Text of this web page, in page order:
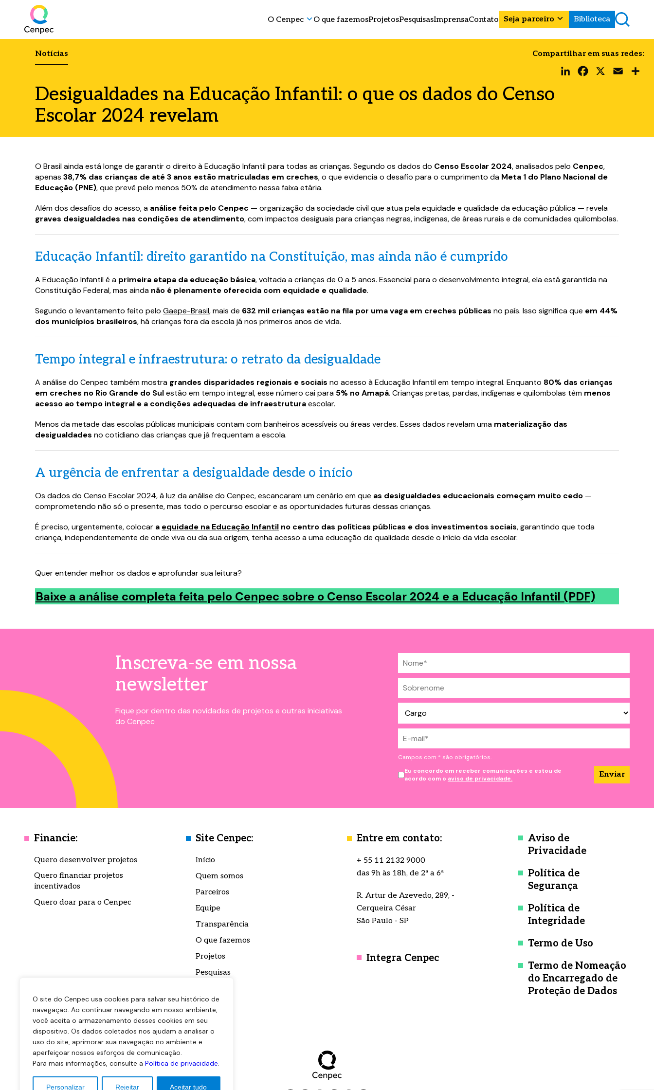
O site do Cenpec usa cookies para salvar seu histórico de
navegação. Ao continuar navegando em nosso ambiente,
você aceita o armazenamento desses cookies em seu
dispositivo. Os dados coletados nos ajudam a analisar o
uso do site, aprimorar sua navegação no ambiente e
aperfeiçoar nossos esforços de comunicação.
Para mais informações, consulte a Política de privacidade.
Personalizar Rejeitar Aceitar tudo
Preencha o formulário abaixo e tenha acesso ao conteúdo
logo em seguida.
Preencha o formulário abaixo e tenha acesso ao conteúdo
logo em seguida.
O Cenpec O que fazemosProjetosPesquisasImprensaContato Seja parceiro Biblioteca
Notícias
Desigualdades na Educação Infantil: o que os dados do Censo
Escolar 2024 revelam
Compartilhar em suas redes:
O Brasil ainda está longe de garantir o direito à Educação Infantil para todas as crianças. Segundo os dados do Censo Escolar 2024, analisados pelo Cenpec,
apenas 38,7% das crianças de até 3 anos estão matriculadas em creches, o que evidencia o desafio para o cumprimento da Meta 1 do Plano Nacional de
Educação (PNE), que prevê pelo menos 50% de atendimento nessa faixa etária.
Além dos desafios do acesso, a análise feita pelo Cenpec — organização da sociedade civil que atua pela equidade e qualidade da educação pública — revela
graves desigualdades nas condições de atendimento, com impactos desiguais para crianças negras, indígenas, de áreas rurais e de comunidades quilombolas.
Educação Infantil: direito garantido na Constituição, mas ainda não é cumprido
A Educação Infantil é a primeira etapa da educação básica, voltada a crianças de 0 a 5 anos. Essencial para o desenvolvimento integral, ela está garantida na
Constituição Federal, mas ainda não é plenamente oferecida com equidade e qualidade.
Segundo o levantamento feito pelo Gaepe-Brasil, mais de 632 mil crianças estão na fila por uma vaga em creches públicas no país. Isso significa que em 44%
dos municípios brasileiros, há crianças fora da escola já nos primeiros anos de vida.
Tempo integral e infraestrutura: o retrato da desigualdade
A análise do Cenpec também mostra grandes disparidades regionais e sociais no acesso à Educação Infantil em tempo integral. Enquanto 80% das crianças
em creches no Rio Grande do Sulestão em tempo integral, esse número cai para 5% no Amapá. Crianças pretas, pardas, indígenas e quilombolas têm menos
acesso ao tempo integral e a condições adequadas de infraestruturaescolar.
Menos da metade das escolas públicas municipais contam com banheiros acessíveis ou áreas verdes. Esses dados revelam uma materialização das
desigualdades no cotidiano das crianças que já frequentam a escola.
A urgência de enfrentar a desigualdade desde o início
Os dados do Censo Escolar 2024, à luz da análise do Cenpec, escancaram um cenário em que as desigualdades educacionais começam muito cedo —
comprometendo não só o presente, mas todo o percurso escolar e as oportunidades futuras dessas crianças.
É preciso, urgentemente, colocar a equidade na Educação Infantil no centro das políticas públicas e dos investimentos sociais, garantindo que toda
criança, independentemente de onde viva ou da sua origem, tenha acesso a uma educação de qualidade desde o início da vida escolar.
Quer entender melhor os dados e aprofundar sua leitura?
Baixe a análise completa feita pelo Cenpec sobre o Censo Escolar 2024 e a Educação Infantil (PDF)
Inscreva-se em nossa
newsletter
Fique por dentro das novidades de projetos e outras iniciativas
do Cenpec
Campos com * são obrigatórios.
Eu concordo em receber comunicações e estou de
acordo com o aviso de privacidade.
Financie:
Quero desenvolver projetos
Quero financiar projetos
incentivados
Quero doar para o Cenpec
Site Cenpec:
Início
Quem somos
Parceiros
Equipe
Transparência
O que fazemos
Projetos
Pesquisas
Contato
Biblioteca
Entre em contato:
+ 55 11 2132 9000
das 9h às 18h, de 2ª a 6ª
R. Artur de Azevedo, 289, -
Cerqueira César
São Paulo - SP
Integra Cenpec
Aviso de
Privacidade
Política de
Segurança
Política de
Integridade
Termo de Uso
Termo de Nomeação
do Encarregado de
Proteção de Dados